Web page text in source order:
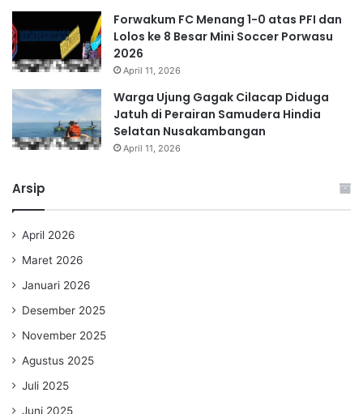
Forwakum FC Menang 1-0 atas PFI dan
Lolos ke 8 Besar Mini Soccer Porwasu
2026
April 11, 2026
Warga Ujung Gagak Cilacap Diduga
Jatuh di Perairan Samudera Hindia
Selatan Nusakambangan
April 11, 2026
Arsip
April 2026
Maret 2026
Januari 2026
Desember 2025
November 2025
Agustus 2025
Juli 2025
Juni 2025